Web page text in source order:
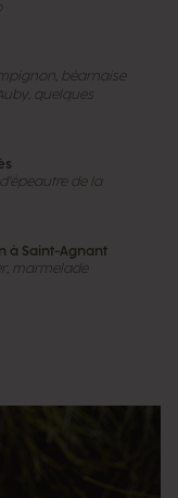
béarnaise
quelques
de la
à Saint-Agnant
marmelade